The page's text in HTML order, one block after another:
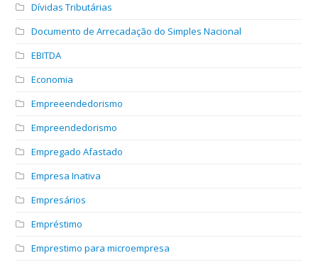
Dívidas Tributárias
Documento de Arrecadação do Simples Nacional
EBITDA
Economia
Empreeendedorismo
Empreendedorismo
Empregado Afastado
Empresa Inativa
Empresários
Empréstimo
Emprestimo para microempresa